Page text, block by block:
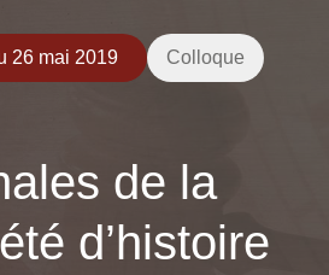
26 mai 2019 Colloque
de la
d’histoire